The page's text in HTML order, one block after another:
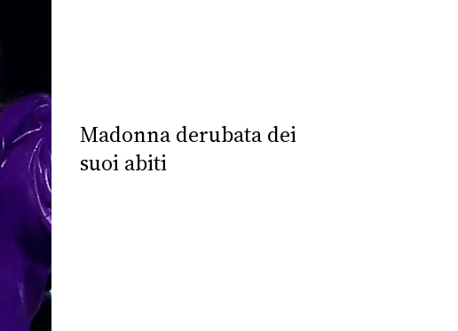
Madonna derubata dei
suoi abiti